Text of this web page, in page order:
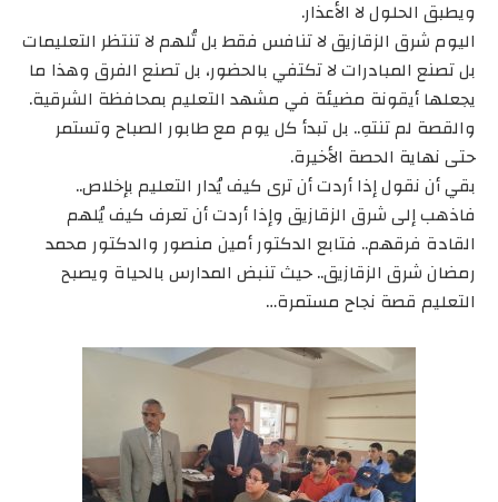
ويطبق الحلول لا الأعذار.
اليوم شرق الزقازيق لا تنافس فقط بل تُلهم لا تنتظر التعليمات
بل تصنع المبادرات لا تكتفي بالحضور، بل تصنع الفرق وهذا ما
يجعلها أيقونة مضيئة في مشهد التعليم بمحافظة الشرقية.
والقصة لم تنتهِ.. بل تبدأ كل يوم مع طابور الصباح وتستمر
حتى نهاية الحصة الأخيرة.
بقي أن نقول إذا أردت أن ترى كيف يُدار التعليم بإخلاص..
فاذهب إلى شرق الزقازيق وإذا أردت أن تعرف كيف يُلهم
القادة فرقهم.. فتابع الدكتور أمين منصور والدكتور محمد
رمضان شرق الزقازيق.. حيث تنبض المدارس بالحياة ويصبح
التعليم قصة نجاح مستمرة…